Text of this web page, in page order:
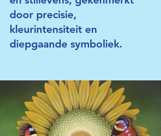
door precisie,
kleurintensiteit en
diepgaande symboliek.